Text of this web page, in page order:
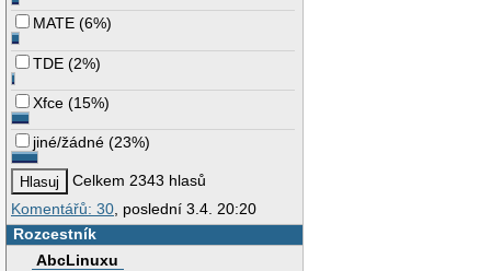
MATE (6%)
TDE (2%)
Xfce (15%)
jiné/žádné (23%)
Celkem 2343 hlasů
Komentářů: 30 , poslední 3.4. 20:20
Rozcestník
AbcLinuxu